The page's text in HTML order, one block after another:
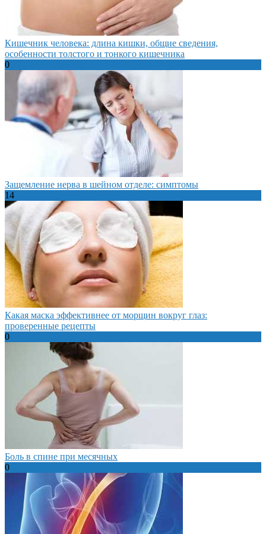
Кишечник человека: длина кишки, общие сведения,
особенности толстого и тонкого кишечника
0
Защемление нерва в шейном отделе: симптомы
14
Какая маска эффективнее от морщин вокруг глаз:
проверенные рецепты
0
Боль в спине при месячных
0